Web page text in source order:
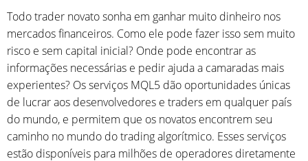
Todo trader novato sonha em ganhar muito dinheiro nos
mercados financeiros. Como ele pode fazer isso sem muito
risco e sem capital inicial? Onde pode encontrar as
informações necessárias e pedir ajuda a camaradas mais
experientes? Os serviços MQL5 dão oportunidades únicas
de lucrar aos desenvolvedores e traders em qualquer país
do mundo, e permitem que os novatos encontrem seu
caminho no mundo do trading algorítmico. Esses serviços
estão disponíveis para milhões de operadores diretamente